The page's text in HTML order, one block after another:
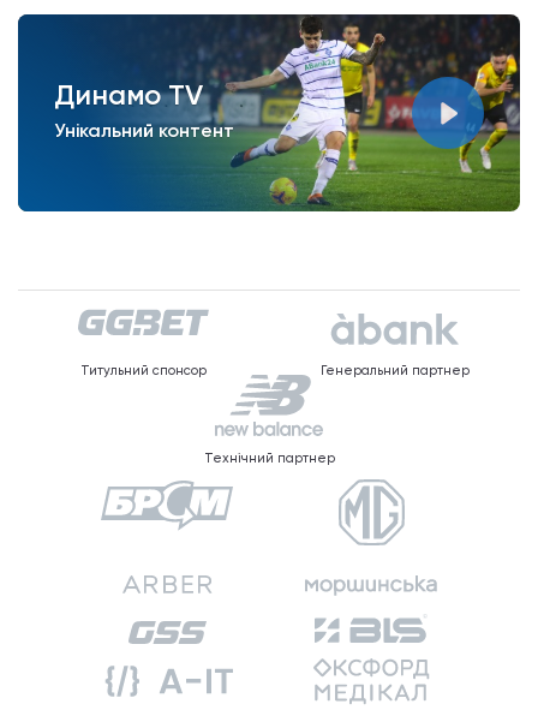
Динамо TV
Унікальний контент
Титульний спонсор Генеральний партнер
Технічний партнер